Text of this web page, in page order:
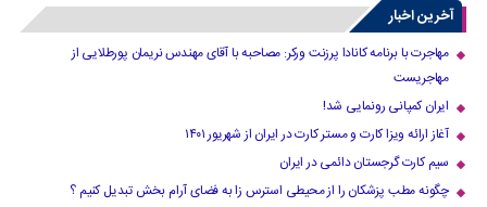
آخرین اخبار
مهاجرت با برنامه کانادا پرزنت ورکر: مصاحبه با آقای مهندس نریمان پورطلایی از
مهاجریست
ایران کمپانی رونمایی شد!
آغاز ارائه ویزا کارت و مستر کارت در ایران از شهریور ۱۴۰۱
سیم کارت گرجستان دائمی در ایران
چگونه مطب پزشکان را از محیطی استرس زا به فضای آرام بخش تبدیل کنیم ؟